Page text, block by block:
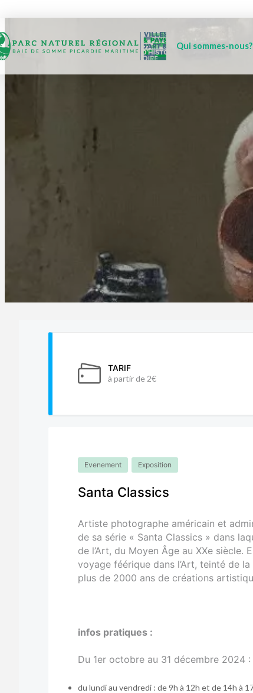
Qui sommes-nous?
TARIF
à partir de 2€
Evenement Exposition
Santa Classics
Artiste photographe américain et
de sa série « Santa Classics » dans
de l’Art, du Moyen Âge au XXe siècle.
voyage féérique dans l’Art, teinté de
plus de 2000 ans de créations
infos pratiques :
Du 1er octobre au 31 décembre 2024 :
du lundi au vendredi : de 9h à 12h et de 14h à